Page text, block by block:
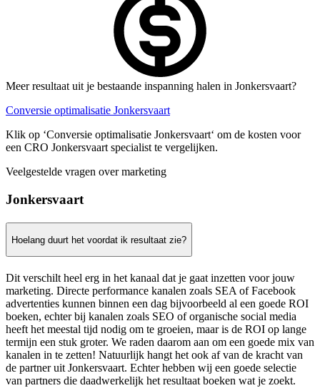
Meer resultaat uit je bestaande inspanning halen in Jonkersvaart?
Conversie optimalisatie Jonkersvaart
Klik op ‘Conversie optimalisatie Jonkersvaart‘ om de kosten voor
een CRO Jonkersvaart specialist te vergelijken.
Veelgestelde vragen over marketing
Jonkersvaart
Hoelang duurt het voordat ik resultaat zie?
Dit verschilt heel erg in het kanaal dat je gaat inzetten voor jouw
marketing. Directe performance kanalen zoals SEA of Facebook
advertenties kunnen binnen een dag bijvoorbeeld al een goede ROI
boeken, echter bij kanalen zoals SEO of organische social media
heeft het meestal tijd nodig om te groeien, maar is de ROI op lange
termijn een stuk groter. We raden daarom aan om een goede mix van
kanalen in te zetten! Natuurlijk hangt het ook af van de kracht van
de partner uit Jonkersvaart. Echter hebben wij een goede selectie
van partners die daadwerkelijk het resultaat boeken wat je zoekt.